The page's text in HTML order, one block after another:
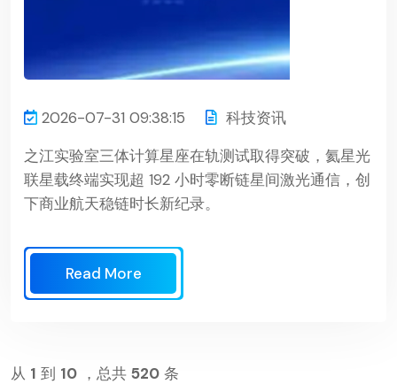
2026-07-31 09:38:15
科技资讯
之江实验室三体计算星座在轨测试取得突破，氦星光
联星载终端实现超 192 小时零断链星间激光通信，创
下商业航天稳链时长新纪录。
Read More
从 1 到 10 ，总共 520 条